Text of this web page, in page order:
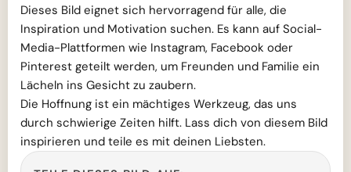
Dieses Bild eignet sich hervorragend für alle, die
Inspiration und Motivation suchen. Es kann auf Social-
Media-Plattformen wie Instagram, Facebook oder
Pinterest geteilt werden, um Freunden und Familie ein
Lächeln ins Gesicht zu zaubern.
Die Hoffnung ist ein mächtiges Werkzeug, das uns
durch schwierige Zeiten hilft. Lass dich von diesem Bild
inspirieren und teile es mit deinen Liebsten.